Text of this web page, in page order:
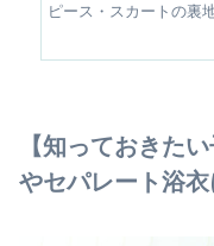
ピース・スカートの裏
【知っておきた
やセパレート浴